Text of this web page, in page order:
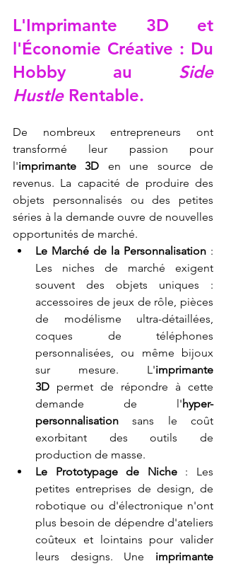
L'Imprimante 3D et
l'Économie Créative : Du
Hobby au Side
Hustle Rentable.
De nombreux entrepreneurs ont
transformé leur passion pour
l'imprimante 3D en une source de
revenus. La capacité de produire des
objets personnalisés ou des petites
séries à la demande ouvre de nouvelles
opportunités de marché.
Le Marché de la Personnalisation :
Les niches de marché exigent
souvent des objets uniques :
accessoires de jeux de rôle, pièces
de modélisme ultra-détaillées,
coques de téléphones
personnalisées, ou même bijoux
sur mesure. L'imprimante
3D permet de répondre à cette
demande de l'hyper-
personnalisation sans le coût
exorbitant des outils de
production de masse.
Le Prototypage de Niche : Les
petites entreprises de design, de
robotique ou d'électronique n'ont
plus besoin de dépendre d'ateliers
coûteux et lointains pour valider
leurs designs. Une imprimante